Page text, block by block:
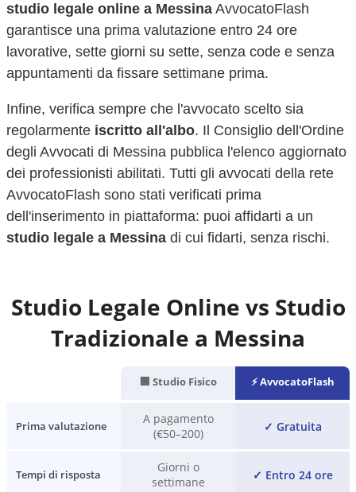
studio legale online a Messina AvvocatoFlash
garantisce una prima valutazione entro 24 ore
lavorative, sette giorni su sette, senza code e senza
appuntamenti da fissare settimane prima.
Infine, verifica sempre che l'avvocato scelto sia
regolarmente iscritto all'albo. Il Consiglio dell'Ordine
degli Avvocati di Messina pubblica l'elenco aggiornato
dei professionisti abilitati. Tutti gli avvocati della rete
AvvocatoFlash sono stati verificati prima
dell'inserimento in piattaforma: puoi affidarti a un
studio legale a Messina di cui fidarti, senza rischi.
Studio Legale Online vs Studio
Tradizionale a Messina
🏢 Studio Fisico ⚡ AvvocatoFlash
Prima valutazione
A pagamento
(€50–200)
✓ Gratuita
Tempi di risposta
Giorni o
settimane
✓ Entro 24 ore